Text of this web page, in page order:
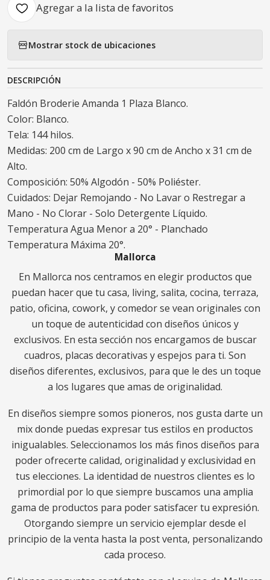
Agregar a la lista de favoritos
Mostrar stock de ubicaciones
DESCRIPCIÓN
Faldón Broderie Amanda 1 Plaza Blanco.
Color: Blanco.
Tela: 144 hilos.
Medidas: 200 cm de Largo x 90 cm de Ancho x 31 cm de
Alto.
Composición: 50% Algodón - 50% Poliéster.
Cuidados: Dejar Remojando - No Lavar o Restregar a
Mano - No Clorar - Solo Detergente Líquido.
Temperatura Agua Menor a 20° - Planchado
Temperatura Máxima 20°.
Mallorca
En Mallorca nos centramos en elegir productos que
puedan hacer que tu casa, living, salita, cocina, terraza,
patio, oficina, cowork, y comedor se vean originales con
un toque de autenticidad con diseños únicos y
exclusivos. En esta sección nos encargamos de buscar
cuadros, placas decorativas y espejos para ti. Son
diseños diferentes, exclusivos, para que le des un toque
a los lugares que amas de originalidad.
En diseños siempre somos pioneros, nos gusta darte un
mix donde puedas expresar tus estilos en productos
inigualables. Seleccionamos los más finos diseños para
poder ofrecerte calidad, originalidad y exclusividad en
tus elecciones. La identidad de nuestros clientes es lo
primordial por lo que siempre buscamos una amplia
gama de productos para poder satisfacer tu expresión.
Otorgando siempre un servicio ejemplar desde el
principio de la venta hasta la post venta, personalizando
cada proceso.